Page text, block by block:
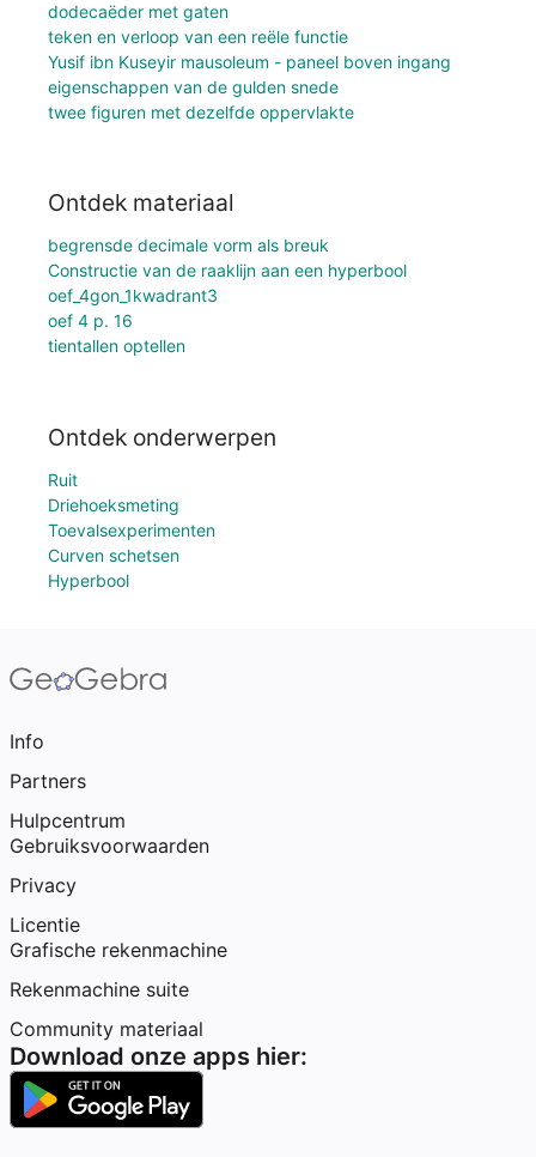
dodecaëder met gaten
teken en verloop van een reële functie
Yusif ibn Kuseyir mausoleum - paneel boven ingang
eigenschappen van de gulden snede
twee figuren met dezelfde oppervlakte
Ontdek materiaal
begrensde decimale vorm als breuk
Constructie van de raaklijn aan een hyperbool
oef_4gon_1kwadrant3
oef 4 p. 16
tientallen optellen
Ontdek onderwerpen
Ruit
Driehoeksmeting
Toevalsexperimenten
Curven schetsen
Hyperbool
Info
Partners
Hulpcentrum
Gebruiksvoorwaarden
Privacy
Licentie
Grafische rekenmachine
Rekenmachine suite
Community materiaal
Download onze apps hier: